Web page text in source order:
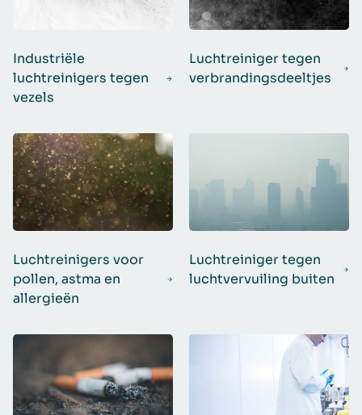
Industriële
luchtreinigers tegen
vezels
Luchtreiniger tegen
verbrandingsdeeltjes
Luchtreinigers voor
pollen, astma en
allergieën
Luchtreiniger tegen
luchtvervuiling buiten